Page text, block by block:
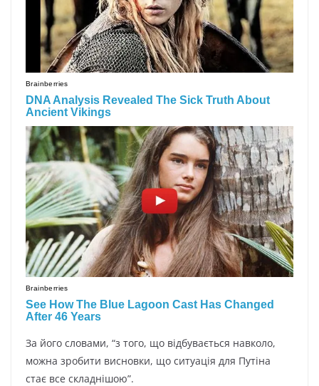
За його словами, “з того, що відбувається навколо,
можна зробити висновки, що ситуація для Путіна
стає все складнішою”.